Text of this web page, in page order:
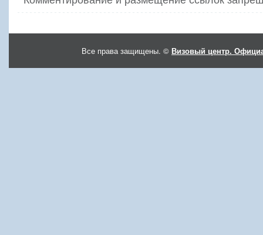
Все права защищены. © Визовый центр.